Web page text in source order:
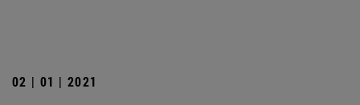
02 | 01 | 2021